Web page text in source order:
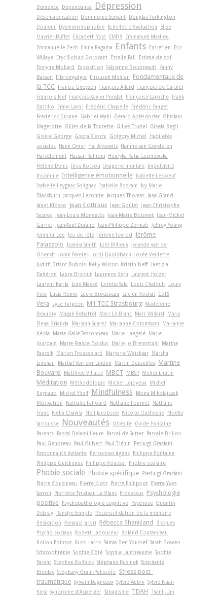
Démence
Dépendance Dépression
Désensibilisation Dominique Servant
Douglas Turkington
Douleur
Dysmorphophobie Echelles d'évaluation
Elise
Ouvrier-Buffet
Elizabeth Yost EMDR
Emmanuel Madieu
Emmanuelle Zech
Emna Ragama Enfants Entretien
Eric
Willaye
Eryc Siobud Dorocant Estelle Fall
Estime de soi
Evelyne Mollard
Exposition Fabienne Boudreault
Fanny
Bassan
Fibromyalgie Firouzeh Mehran
Fondamentaux de
la TCC
Francis Gheysen François Allard
François de Carufel
François Nef
François-Xavier Poudat Françoise Laroche
Frank
Dattilio
Frank Laroi Frédéric Chapelle
Frédéric Fanget
Frédérick Dionne Gabriel Wahl Gérard Apfeldorfer Ghislain
Magerotte Gilles de la Tourette Gilles Trudel
Gisela Regli
Gisèle George Grazia Ceschi Grégory Michel
Habiletés
sociales
Haim Omer Hal Arkowitz
Hannie van Genderen
Harcèlement
Hassan Rahioui
Henryka Katia Lesniewska
Hélène Denis Ilios Kotsou Imagerie mentale Impulsivité
Insomnie Intelligence émotionnelle Isabelle Leboeuf
Isabelle Leygnac-Solignac Isabelle Roskam Ivy Marie
Blackburn
Jacques Lecomte Jacques Thomas
Jana Grand
Janet Klosko
Jean Cottraux Jean Goulet
Jean-Christophe
Seznec
Jean-Louis Monestès Jean-Marie Boisvert
Jean-Michel
Gurret
Jean-Paul Durand Jean-Philippe Zermati
Jeffrey Young
Jennifer Lee
Jeu de rôle Jérôme Favrod
Jérôme
Palazzolo
Joanna Smith Joël Billieux
Jolande van de
Griendt
Joran Farnier Jordi Quoidbach
Josée Veillette
Judith Brisot-Dubois
Kelly Wilson Kristin Neff
Laetizia
Dahéron
Laure Bricout Laurence Kern
Laurent Holzer
Laurent Karila
Line Massé Loretta Sala Louis Chaloult
Louis
Vera
Lucia Romo Lucie Brousseau Lucien Rochat Luis
Vera
Lyse Turgeon M1 TCC Strasbourg
Madeleine
Beaudry
Magali Rebattel Marc Le Blanc Marc Willard
Maria
Elena Brianda
Mariann Suarez Marianne Colombani
Marianne
Kédia
Marie Gallé-Tessonneau Marie Haegelé
Marie
Jourdain
Marie-France Bolduc Marie-Jo Brennstuhl
Marine
Paucsik
Marion Trousselard Marjorie Weishaar
Marsha
Linehan
Martial Van der Linden Martin Desseilles Martine
Bouvard
Matthieu Villatte MBCT MBSR Mehdi Liratni
Méditation Méthodologie Michel Lejoyeux
Michel
Reynaud
Michel Ylieff Mindfulness
Moïra Mikolajczak
Motivation
Nathalie Fallourd Nathalie Fournet
Nathalie
Franc
Neha Chawla Neil Jacobson Nicolas Duchesne
Noëlla
Jarrousse
Nouveautés Obésité Ovide Fontaine
Parents
Pascal Delamillieure Pascal de Sutter
Pascale Brillon
Paul Gendreau
Paul Gilbert Paul Tréhin
Perluigi Graziani
Personnalité évitante
Personnes âgées
Philippe Fontaine
Philippe Guichenez
Philippe Roussel Phobie scolaire
Phobie sociale Phobie spécifique
Pierluigi Graziani
Pierre Cousineau
Pierre Klotz Pierre Philippot
Pierre-Yves
Sarron
Pierrette Trudeau Le Blanc Processus Psychologie
positive
Psychopathologie cognitive Psychose Quentin
Debray
Randye Semple
Reconsolidation de la mémoire
Relaxation
Renaud Jardri Rébecca Shankland
Risques
Psycho-sociaux
Robert Ladouceur
Roland Coutanceau
Rollon Poinsot
Russ Harris Samia Ben Youssef Sarah Bowen
Schizophrénie Sophie Côté Sophie Lantheaume Sophie
Parent Stephen Rollnick Stéphane Rusinek Stéphanie
Bioulac Stéphany Orain-Pelissolo
Stress post-
traumatique Sylvain Dagneaux Sylvie Aubin Sylvie Naar-
King Syndrome d'Asperger Tabagisme TDAH Thanh-Lan